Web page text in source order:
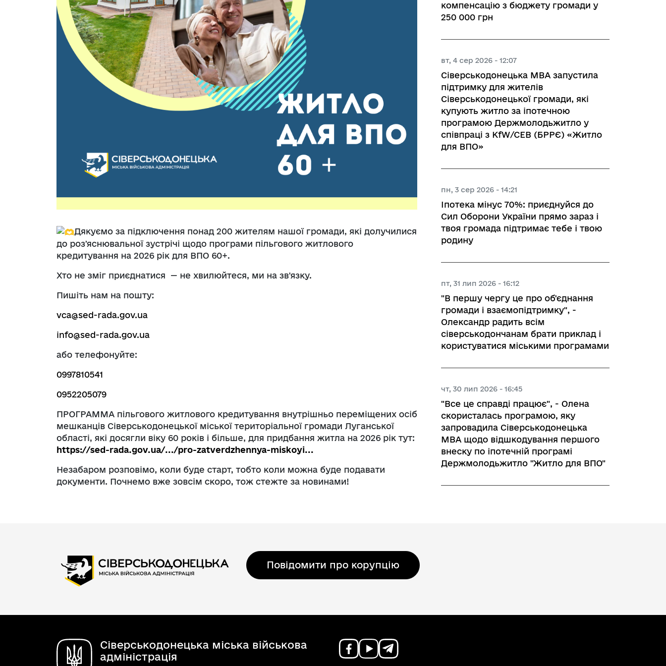
Дякуємо за підключення понад 200 жителям нашої громади, які долучилися
до розʼяснювальної зустрічі щодо програми пільгового житлового
кредитування на 2026 рік для ВПО 60+.
Хто не зміг приєднатися — не хвилюйтеся, ми на зв'язку.
Пишіть нам на пошту:
vca@sed-rada.gov.ua
info@sed-rada.gov.ua
або телефонуйте:
0997810541
0952205079
ПРОГРАММА пільгового житлового кредитування внутрішньо переміщених осіб
мешканців Сіверськодонецької міської територіальної громади Луганської
області, які досягли віку 60 років і більше, для придбання житла на 2026 рік тут:
https://sed-rada.gov.ua/.../pro-zatverdzhennya-miskoyi...
Незабаром розповімо, коли буде старт, тобто коли можна буде подавати
документи. Почнемо вже зовсім скоро, тож стежте за новинами!
компенсацію з бюджету громади у
250 000 грн
вт, 4 сер 2026 - 12:07
Сіверськодонецька МВА запустила
підтримку для жителів
Сіверськодонецької громади, які
купують житло за іпотечною
програмою Держмолодьжитло у
співпраці з KfW/CEB (БРРЄ) «Житло
для ВПО»
пн, 3 сер 2026 - 14:21
Іпотека мінус 70%: приєднуйся до
Сил Оборони України прямо зараз і
твоя громада підтримає тебе і твою
родину
пт, 31 лип 2026 - 16:12
"В першу чергу це про об'єднання
громади і взаємопідтримку", -
Олександр радить всім
сіверськодончанам брати приклад і
користуватися міськими програмами
чт, 30 лип 2026 - 16:45
"Все це справді працює", - Олена
скористалась програмою, яку
запровадила Сіверськодонецька
МВА щодо відшкодування першого
внеску по іпотечній програмі
Держмолодьжитло "Житло для ВПО"
Повідомити про корупцію
Сіверськодонецька міська військова
адміністрація